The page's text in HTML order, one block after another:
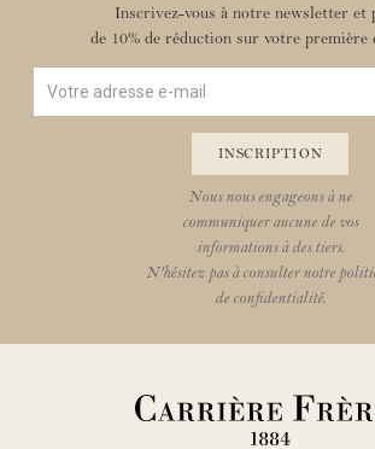
Inscrivez-vous à notre newsletter et
de 10% de réduction sur votre première
INSCRIPTION
Nous nous engageons à ne
communiquer aucune de vos
informations à des tiers.
N'hésitez pas à consulter notre
de confidentialité.